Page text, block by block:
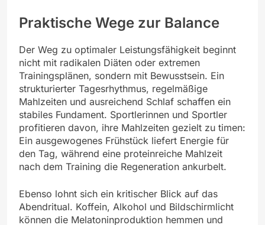
Praktische Wege zur Balance
Der Weg zu optimaler Leistungsfähigkeit beginnt
nicht mit radikalen Diäten oder extremen
Trainingsplänen, sondern mit Bewusstsein. Ein
strukturierter Tagesrhythmus, regelmäßige
Mahlzeiten und ausreichend Schlaf schaffen ein
stabiles Fundament. Sportlerinnen und Sportler
profitieren davon, ihre Mahlzeiten gezielt zu timen:
Ein ausgewogenes Frühstück liefert Energie für
den Tag, während eine proteinreiche Mahlzeit
nach dem Training die Regeneration ankurbelt.
Ebenso lohnt sich ein kritischer Blick auf das
Abendritual. Koffein, Alkohol und Bildschirmlicht
können die Melatoninproduktion hemmen und